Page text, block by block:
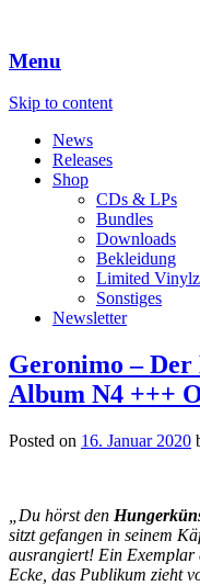
Menu
Skip to content
News
Releases
Shop
CDs & LPs
Bundles
Downloads
Bekleidung
Limited Vinylz
Sonstiges
Newsletter
Geronimo –
Album N4 +++
Posted on 16. Januar 2020
„Du hörst den
sitzt gefangen in seinem
ausrangiert! Ein Exemplar
Ecke, das Publikum zieht